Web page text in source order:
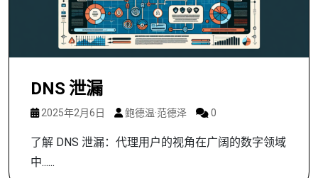
DNS 泄漏
2025年2月6日 鲍德温·范德泽 0
了解 DNS 泄漏：代理用户的视角在广阔的数字领域
中......